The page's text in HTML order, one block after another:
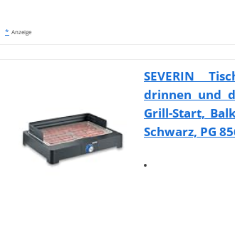
* Anzeige
SEVERIN
drinnen und
Grill-Start,
Schwarz, PG